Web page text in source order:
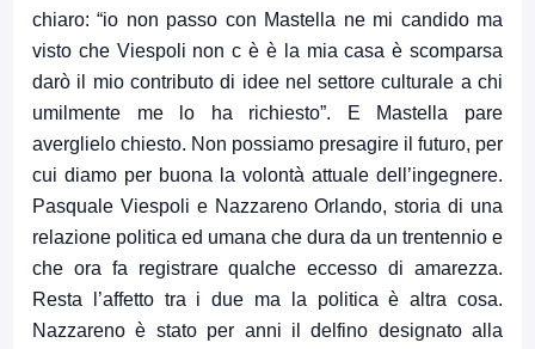
chiaro: “io non passo con Mastella ne mi candido ma
visto che Viespoli non c è è la mia casa è scomparsa
darò il mio contributo di idee nel settore culturale a chi
umilmente me lo ha richiesto”. E Mastella pare
averglielo chiesto. Non possiamo presagire il futuro, per
cui diamo per buona la volontà attuale dell’ingegnere.
Pasquale Viespoli e Nazzareno Orlando, storia di una
relazione politica ed umana che dura da un trentennio e
che ora fa registrare qualche eccesso di amarezza.
Resta l’affetto tra i due ma la politica è altra cosa.
Nazzareno è stato per anni il delfino designato alla